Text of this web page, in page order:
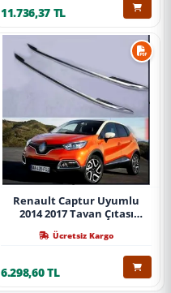
11.736,37 TL
Renault Captur Uyumlu
2014 2017 Tavan Çıtası
Ücretsiz Kargo
6.298,60 TL